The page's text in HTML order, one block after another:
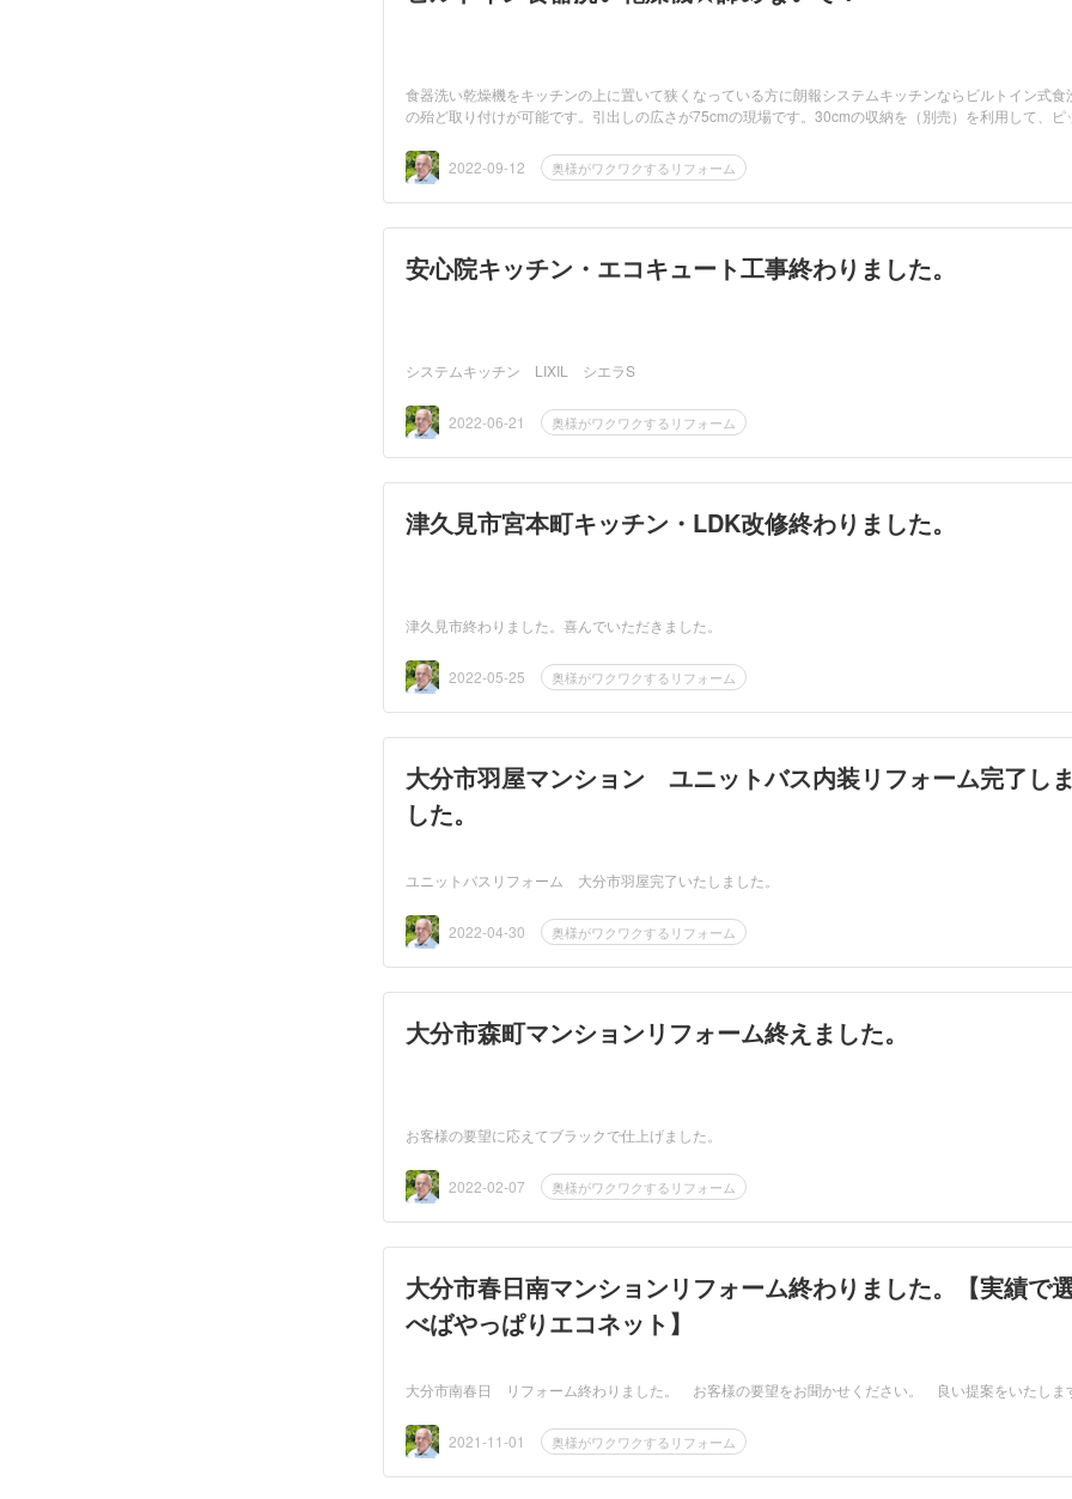
食器洗い乾燥機をキッチンの上に置いて狭くなっている方に朗報システムキッチンならビルトイン式食
の殆ど取り付けが可能です。引出しの広さが75cmの現場です。30cmの収納を（別売）を利用して、ピ
2022-09-12
奥様がワクワクするリフォーム
安心院キッチン・エコキュート工事終わりました。
システムキッチン LIXIL シエラS
2022-06-21 奥様がワクワクするリフォーム
津久見市宮本町キッチン・LDK改修終わりました。
津久見市終わりました。喜んでいただきました。
2022-05-25 奥様がワクワクするリフォーム
大分市羽屋マンション ユニットバス内装リフォーム完了し
した。
ユニットバスリフォーム 大分市羽屋完了いたしました。
2022-04-30 奥様がワクワクするリフォーム
大分市森町マンションリフォーム終えました。
お客様の要望に応えてブラックで仕上げました。
2022-02-07 奥様がワクワクするリフォーム
大分市春日南マンションリフォーム終わりました。【実績で
べばやっぱりエコネット】
大分市南春日 リフォーム終わりました。 お客様の要望をお聞かせください。 良い提案をいたしま
2021-11-01 奥様がワクワクするリフォーム